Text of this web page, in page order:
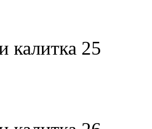
калитка 25